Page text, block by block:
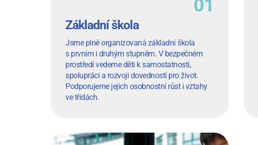
Základní škola
Jsme plně organizovaná základní škola
s prvním i druhým stupněm. V bezpečném
prostředí vedeme děti k samostatnosti,
spolupráci a rozvoji dovedností pro život.
Podporujeme jejich osobnostní růst i vztahy
ve třídách.